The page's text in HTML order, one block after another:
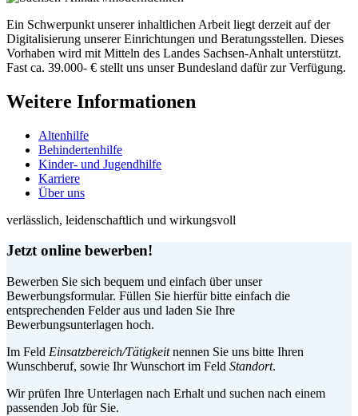
Ein Schwerpunkt unserer inhaltlichen Arbeit liegt derzeit auf der
Digitalisierung unserer Einrichtungen und Beratungsstellen. Dieses
Vorhaben wird mit Mitteln des Landes Sachsen-Anhalt unterstützt.
Fast ca. 39.000- € stellt uns unser Bundesland dafür zur Verfügung.
Weitere Informationen
Altenhilfe
Behindertenhilfe
Kinder- und Jugendhilfe
Karriere
Über uns
verlässlich, leidenschaftlich und wirkungsvoll
Jetzt online bewerben!
Bewerben Sie sich bequem und einfach über unser
Bewerbungsformular. Füllen Sie hierfür bitte einfach die
entsprechenden Felder aus und laden Sie Ihre
Bewerbungsunterlagen hoch.
Im Feld Einsatzbereich/Tätigkeitnennen Sie uns bitte Ihren
Wunschberuf, sowie Ihr Wunschort im Feld Standort.
Wir prüfen Ihre Unterlagen nach Erhalt und suchen nach einem
passenden Job für Sie.